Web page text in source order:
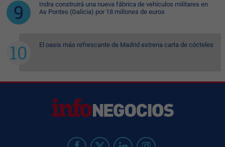
Indra construirá una nueva fábrica de vehículos militares en
As Pontes (Galicia) por 18 millones de euros
El oasis más refrescante de Madrid estrena carta de cócteles